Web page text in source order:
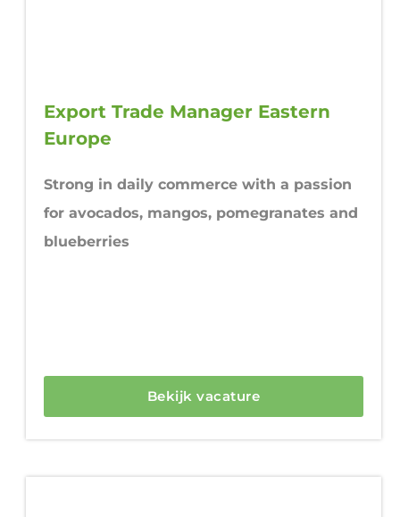
Export Trade Manager Eastern
Europe
Strong in daily commerce with a passion
for avocados, mangos, pomegranates and
blueberries
Bekijk vacature